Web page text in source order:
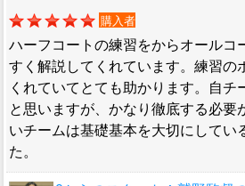
購入者
ハーフコートの練習をからオールコ
すく解説してくれています。練習の
くれていてとても助かります。自チ
と思いますが、かなり徹底する必要
いチームは基礎基本を大切にしてい
た。